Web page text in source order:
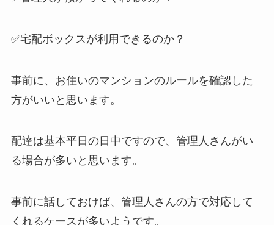
✅宅配ボックスが利用できるのか？
事前に、お住いのマンションのルールを確認した
方がいいと思います。
配達は基本平日の日中ですので、管理人さんがい
る場合が多いと思います。
事前に話しておけば、管理人さんの方で対応して
くれるケースが多いようです。